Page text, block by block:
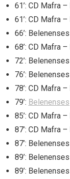
61’: CD Mafra
61’: CD Mafra
66’:
68’: CD Mafra
72’:
76’:
78’: CD Mafra
79’: Belenenses
85’: CD Mafra
87’: CD Mafra
87’:
89’:
89’: